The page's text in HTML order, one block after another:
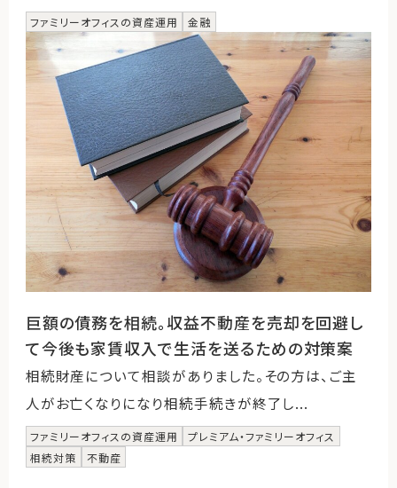
ファミリーオフィスの資産運用 金融
巨額の債務を相続。収益不動産を売却を回避し
て今後も家賃収入で生活を送るための対策案
相続財産について相談がありました。その方は、ご主
人がお亡くなりになり相続手続きが終了し...
ファミリーオフィスの資産運用
プレミアム・ファミリーオフィス
相続対策
不動産